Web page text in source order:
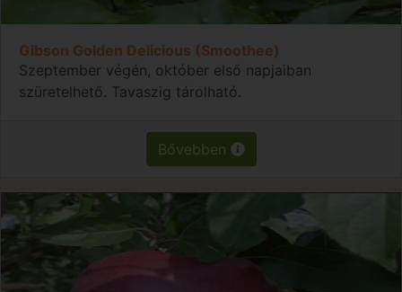
Gibson Golden Delicious (Smoothee)
Szeptember végén, október első napjaiban
szüretelhető. Tavaszig tárolható.
Bővebben